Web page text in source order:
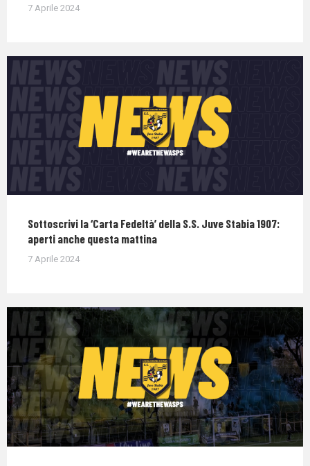
7 Aprile 2024
Sottoscrivi la ‘Carta Fedeltà’ della S.S. Juve Stabia 1907:
aperti anche questa mattina
7 Aprile 2024